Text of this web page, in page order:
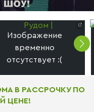
В РАССРОЧКУ ПО
ЦЕНЕ!